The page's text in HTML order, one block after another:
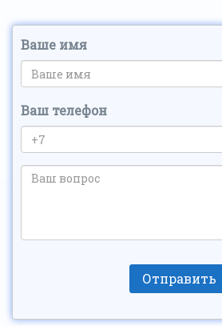
Ваше имя
Ваш телефон